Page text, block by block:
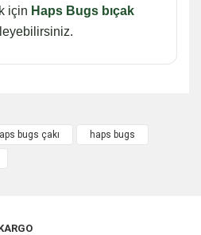
için Haps Bugs bıçak
yorumu siz yapın!
bugs çakı haps bugs